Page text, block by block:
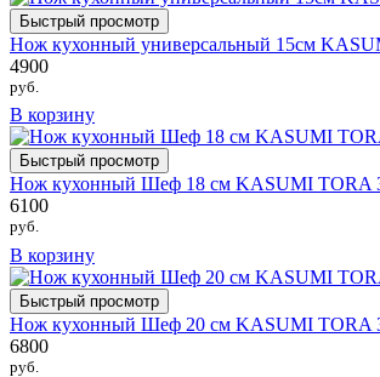
Быстрый просмотр
Нож кухонный универсальный 15см
4900
руб.
В корзину
Быстрый просмотр
Нож кухонный Шеф 18 см KASUMI TORA
6100
руб.
В корзину
Быстрый просмотр
Нож кухонный Шеф 20 см KASUMI TORA
6800
руб.